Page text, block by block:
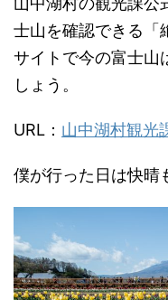
士山を確認できる「
サイトで今の富士山
しょう。
URL： 山中湖村観光
僕が行った日は快晴